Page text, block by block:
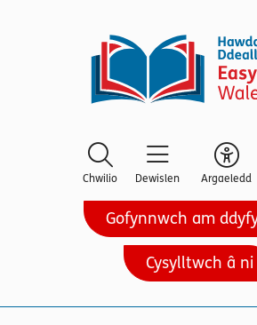
Chwilio Dewislen Argaeledd
Gofynnwch am
Cysylltwch â ni